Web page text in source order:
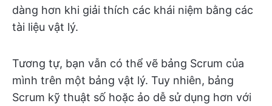
dàng hơn khi giải thích các khái niệm bằng các
tài liệu vật lý.
Tương tự, bạn vẫn có thể vẽ bảng Scrum của
mình trên một bảng vật lý. Tuy nhiên, bảng
Scrum kỹ thuật số hoặc ảo dễ sử dụng hơn với